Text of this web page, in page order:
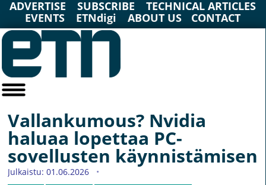
ADVERTISE SUBSCRIBE
TECHNICAL ARTICLES
EVENTS
ETNdigi ABOUT US CONTACT
Vallankumous? Nvidia
haluaa lopettaa PC-
sovellusten käynnistämisen
Julkaistu: 01.06.2026